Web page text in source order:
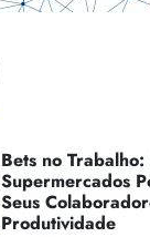
Bets no Trabalho:
Supermercados
Seus
Produtividade